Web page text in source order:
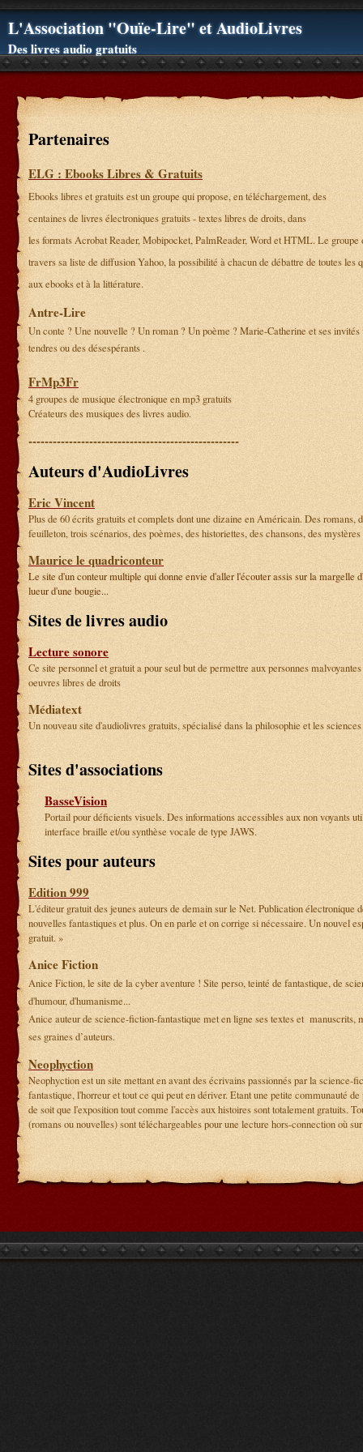
L'Association "Ouïe-Lire" et AudioLivres
Des livres audio gratuits
Partenaires
ELG : Ebooks Libres & Gratuits
Ebooks libres et gratuits est un groupe qui propose, en téléchargement, des
centaines de livres électroniques gratuits - textes libres de droits, dans
les formats Acrobat Reader, Mobipocket, PalmReader, Word et HTML. Le groupe
travers sa liste de diffusion Yahoo, la possibilité à chacun de débattre de toutes les
aux ebooks et à la littérature.
Antre-Lire
Un conte ? Une nouvelle ? Un roman ? Un poème ? Marie-Catherine et ses invités
tendres ou des désespérants .
FrMp3Fr
4 groupes de musique électronique en mp3 gratuits
Créateurs des musiques des livres audio.
----------------------------------------------------
Auteurs d'AudioLivres
Eric Vincent
Plus de 60 écrits gratuits et complets dont une dizaine en Américain. Des romans,
feuilleton, trois scénarios, des poèmes, des historiettes, des chansons, des mystères
Maurice le quadriconteur
Le site d'un conteur multiple qui donne envie d'aller l'écouter assis sur la margelle
lueur d'une bougie...
Sites de livres audio
Lecture sonore
Ce site personnel et gratuit a pour seul but de permettre aux personnes
oeuvres libres de droits
Médiatext
Un nouveau site d'audiolivres gratuits, spécialisé dans la philosophie et les
Sites d'associations
BasseVision
Portail pour déficients visuels. Des informations accessibles aux non voyants
interface braille et/ou synthèse vocale de type JAWS.
Sites pour auteurs
Edition 999
L'éditeur gratuit des jeunes auteurs de demain sur le Net. Publication électronique
nouvelles fantastiques et plus. On en parle et on corrige si nécessaire. Un nouvel
gratuit. »
Anice Fiction
Anice Fiction, le site de la cyber aventure ! Site perso, teinté de fantastique, de
d'humour, d'humanisme...
Anice auteur de science-fiction-fantastique met en ligne ses textes et manuscrits,
ses graines d’auteurs.
Neophyction
Neophyction est un site mettant en avant des écrivains passionnés par la science-
fantastique, l'horreur et tout ce qui peut en dériver. Etant une petite communauté de
de soit que l'exposition tout comme l'accès aux histoires sont totalement gratuits.
(romans ou nouvelles) sont téléchargeables pour une lecture hors-connection où